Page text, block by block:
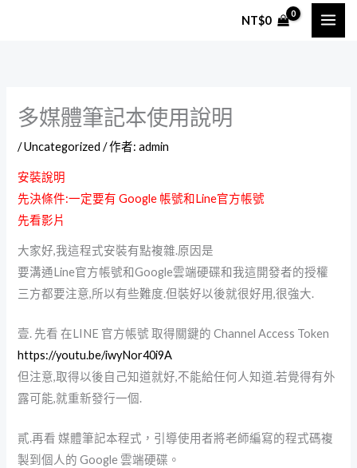
NT$0
多媒體筆記本使用說明
/Uncategorized / 作者:admin
安裝說明
先決條件:一定要有 Google 帳號和Line官方帳號
先看影片
大家好,我這程式安裝有點複雜.原因是
要溝通Line官方帳號和Google雲端硬碟和我這開發者的授權
三方都要注意,所以有些難度.但裝好以後就很好用,很強大.
壹. 先看 在LINE 官方帳號 取得關鍵的 Channel Access Token
https://youtu.be/iwyNor40i9A
但注意,取得以後自己知道就好,不能給任何人知道.若覺得有外
露可能,就重新發行一個.
貳.再看 媒體筆記本程式，引導使用者將老師編寫的程式碼複
製到個人的 Google 雲端硬碟。